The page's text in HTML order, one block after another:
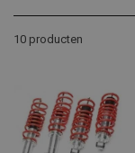
10 producten